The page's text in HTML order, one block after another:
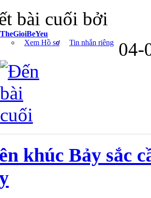
bài cuối bởi
TheGioiBeYeu
Xem Hồ sơ
Tin nhắn riêng 04-
khúc Bảy sắc